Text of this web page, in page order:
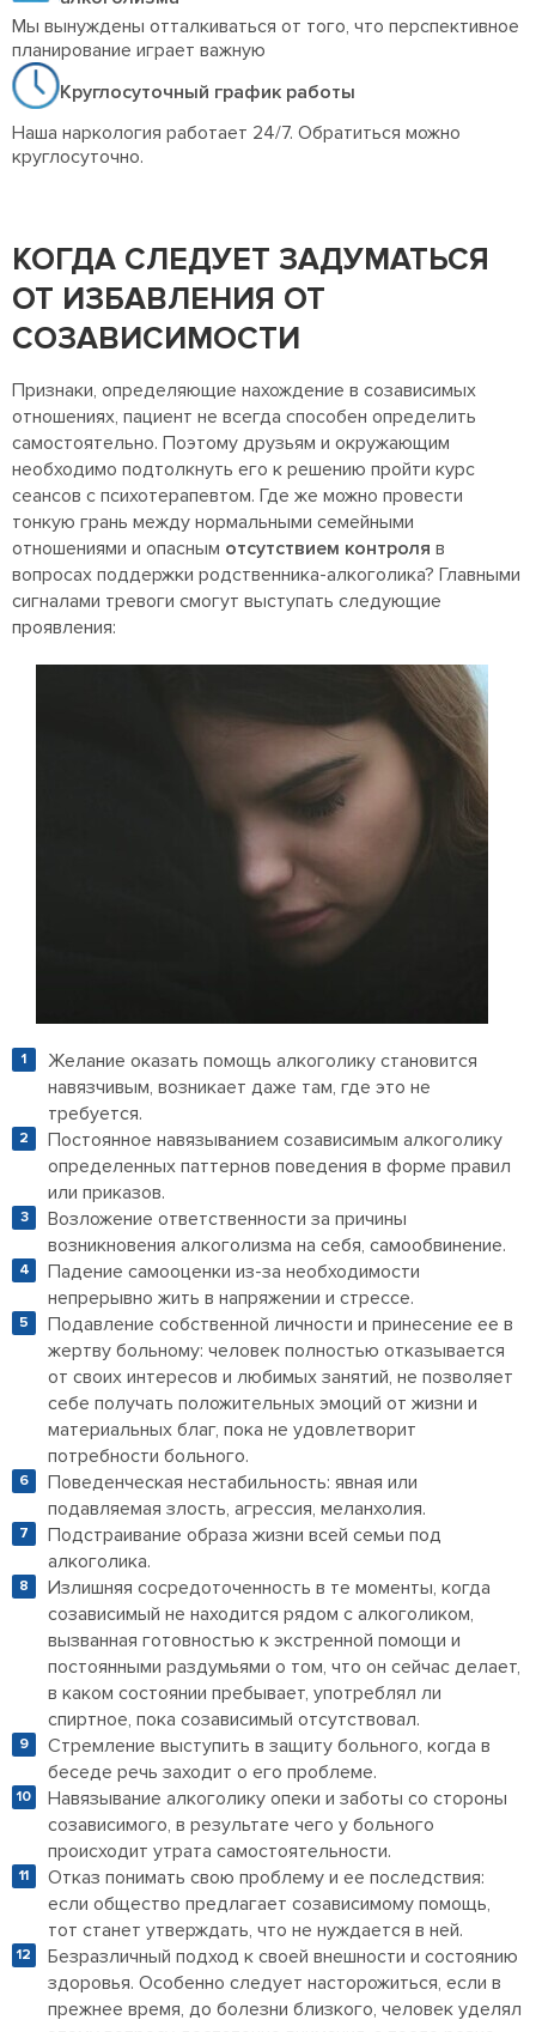
Мы вынуждены отталкиваться от того, что перспективное
планирование играет важную
Круглосуточный график работы
Наша наркология работает 24/7. Обратиться можно
круглосуточно.
КОГДА СЛЕДУЕТ ЗАДУМАТЬСЯ
ОТ ИЗБАВЛЕНИЯ ОТ
СОЗАВИСИМОСТИ
Признаки, определяющие нахождение в созависимых
отношениях, пациент не всегда способен определить
самостоятельно. Поэтому друзьям и окружающим
необходимо подтолкнуть его к решению пройти курс
сеансов с психотерапевтом. Где же можно провести
тонкую грань между нормальными семейными
отношениями и опасным отсутствием контроля в
вопросах поддержки родственника-алкоголика? Главными
сигналами тревоги смогут выступать следующие
проявления:
Желание оказать помощь алкоголику становится
навязчивым, возникает даже там, где это не
требуется.
Постоянное навязыванием созависимым алкоголику
определенных паттернов поведения в форме правил
или приказов.
Возложение ответственности за причины
возникновения алкоголизма на себя, самообвинение.
Падение самооценки из-за необходимости
непрерывно жить в напряжении и стрессе.
Подавление собственной личности и принесение ее в
жертву больному: человек полностью отказывается
от своих интересов и любимых занятий, не позволяет
себе получать положительных эмоций от жизни и
материальных благ, пока не удовлетворит
потребности больного.
Поведенческая нестабильность: явная или
подавляемая злость, агрессия, меланхолия.
Подстраивание образа жизни всей семьи под
алкоголика.
Излишняя сосредоточенность в те моменты, когда
созависимый не находится рядом с алкоголиком,
вызванная готовностью к экстренной помощи и
постоянными раздумьями о том, что он сейчас делает,
в каком состоянии пребывает, употреблял ли
спиртное, пока созависимый отсутствовал.
Стремление выступить в защиту больного, когда в
беседе речь заходит о его проблеме.
Навязывание алкоголику опеки и заботы со стороны
созависимого, в результате чего у больного
происходит утрата самостоятельности.
Отказ понимать свою проблему и ее последствия:
если общество предлагает созависимому помощь,
тот станет утверждать, что не нуждается в ней.
Безразличный подход к своей внешности и состоянию
здоровья. Особенно следует насторожиться, если в
прежнее время, до болезни близкого, человек уделял